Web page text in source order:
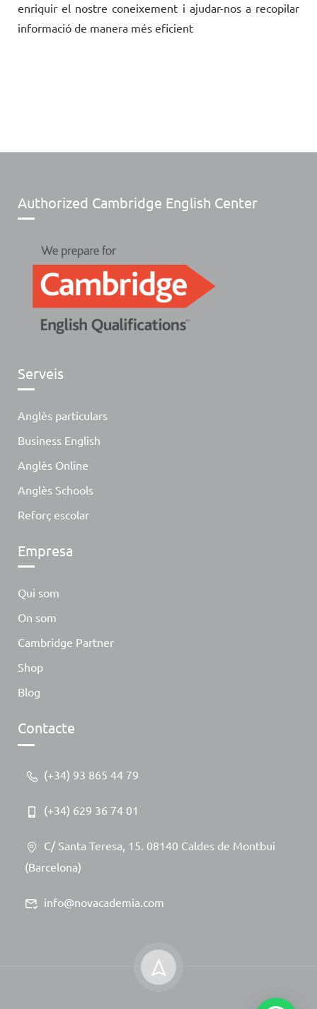
enriquir el nostre coneixement i ajudar-nos a recopilar
informació de manera més eficient
Authorized Cambridge English Center
Serveis
Anglès particulars
Business English
Anglès Online
Anglès Schools
Reforç escolar
Empresa
Qui som
On som
Cambridge Partner
Shop
Blog
Contacte
(+34) 93 865 44 79
(+34) 629 36 74 01
C/ Santa Teresa, 15. 08140 Caldes de Montbui
(Barcelona)
info@novacademia.com